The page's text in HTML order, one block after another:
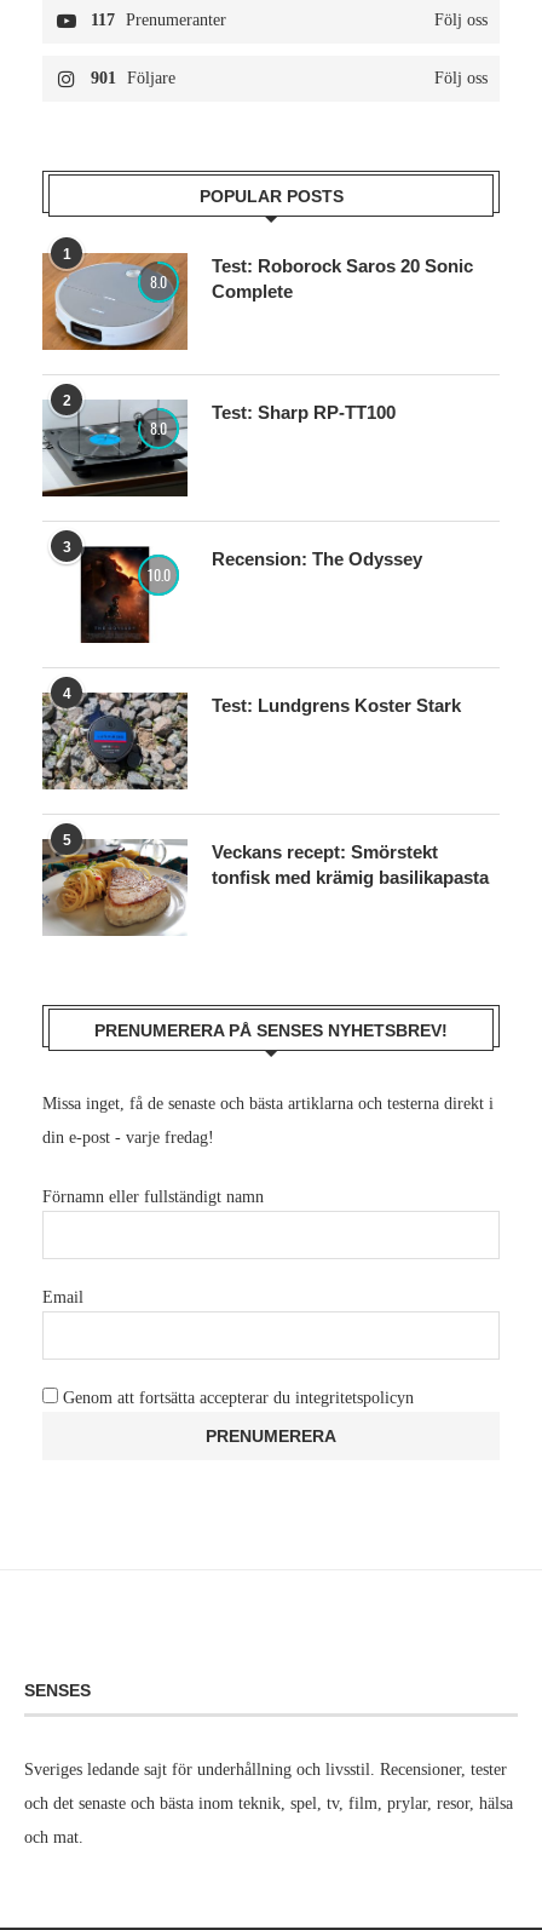
117 Prenumeranter Följ oss
901 Följare Följ oss
POPULAR POSTS
1
8.0
Test: Roborock Saros 20 Sonic
Complete
2
8.0
Test: Sharp RP-TT100
3
10.0
Recension: The Odyssey
4
Test: Lundgrens Koster Stark
5
Veckans recept: Smörstekt
tonfisk med krämig basilikapasta
PRENUMERERA PÅ SENSES NYHETSBREV!
Missa inget, få de senaste och bästa artiklarna och testerna direkt i
din e-post - varje fredag!
Förnamn eller fullständigt namn
Email
Genom att fortsätta accepterar du integritetspolicyn
SENSES
Sveriges ledande sajt för underhållning och livsstil. Recensioner, tester
och det senaste och bästa inom teknik, spel, tv, film, prylar, resor, hälsa
och mat.